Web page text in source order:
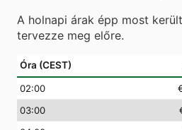
A holnapi árak épp most
tervezze meg előre.
Óra (CEST)
02:00
03:00